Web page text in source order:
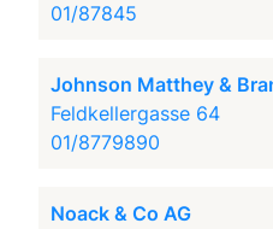
01/87845
Johnson Matthey &
Feldkellergasse 64
01/8779890
Noack & Co AG